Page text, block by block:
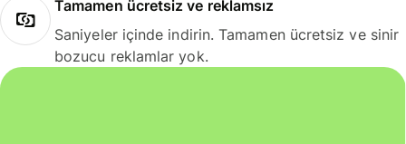
Tamamen ücretsiz ve reklamsız
Saniyeler içinde indirin. Tamamen ücretsiz ve sinir
bozucu reklamlar yok.